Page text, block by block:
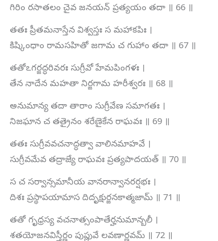
గిరిం రసాతలం చైవ జనయన్ ప్రత్యయం తదా ॥ 66 ॥
తతః ప్రీతమనాస్తేన విశ్వస్తః స మహాకపిః ।
కిష్కింధాం రామసహితో జగామ చ గుహాం తదా ॥ 67 ॥
తతోఽగర్జద్ధరివరః సుగ్రీవో హేమపింగళః ।
తేన నాదేన మహతా నిర్జగామ హరీశ్వరః ॥ 68 ॥
అనుమాన్య తదా తారాం సుగ్రీవేణ సమాగతః ।
నిజఘాన చ తత్రైనం శరేణైకేన రాఘవః ॥ 69 ॥
తతః సుగ్రీవవచనాద్ధత్వా వాలినమాహవే ।
సుగ్రీవమేవ తద్రాజ్యే రాఘవః ప్రత్యపాదయత్ ॥ 70 ॥
స చ సర్వాన్సమానీయ వానరాన్వానరర్షభః ।
దిశః ప్రస్థాపయామాస దిదృక్షుర్జనకాత్మజామ్ ॥ 71 ॥
తతో గృధ్రస్య వచనాత్సంపాతేర్హనుమాన్బలీ ।
శతయోజనవిస్తీర్ణం పుప్లువే లవణార్ణవమ్ ॥ 72 ॥